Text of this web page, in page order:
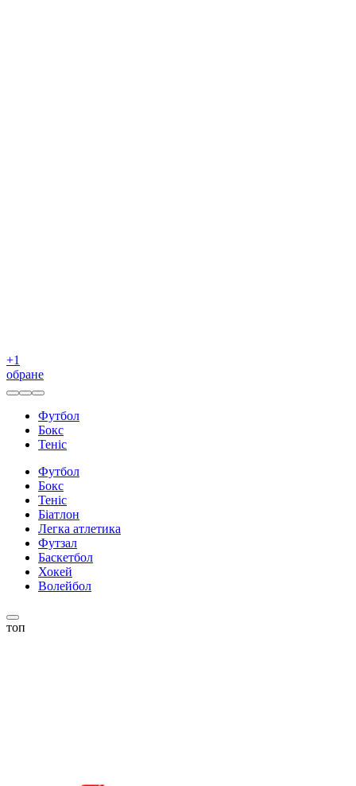
+1
обране
Футбол
Бокс
Теніс
Футбол
Бокс
Теніс
Біатлон
Легка атлетика
Футзал
Баскетбол
Хокей
Волейбол
топ